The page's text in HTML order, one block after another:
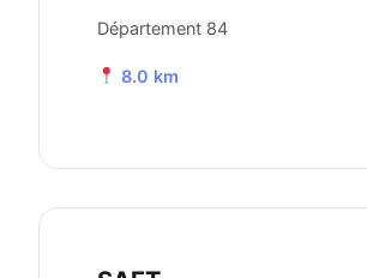
Département 84
8.0 km